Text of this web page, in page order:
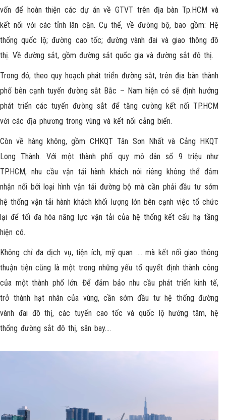
vốn để hoàn thiện các dự án về GTVT trên địa bàn Tp.HCM và
kết nối với các tỉnh lân cận. Cụ thể, về đường bộ, bao gồm: Hệ
thống quốc lộ; đường cao tốc; đường vành đai và giao thông đô
thị. Về đường sắt, gồm đường sắt quốc gia và đường sắt đô thị.
Trong đó, theo quy hoạch phát triển đường sắt, trên địa bàn thành
phố bên cạnh tuyến đường sắt Bắc – Nam hiện có sẽ định hướng
phát triển các tuyến đường sắt để tăng cường kết nối TP.HCM
với các địa phương trong vùng và kết nối cảng biển.
Còn về hàng không, gồm CHKQT Tân Sơn Nhất và Cảng HKQT
Long Thành. Với một thành phố quy mô dân số 9 triệu như
TP.HCM, nhu cầu vận tải hành khách nói riêng không thể đảm
nhận nổi bởi loại hình vận tải đường bộ mà cần phải đầu tư sớm
hệ thống vận tải hành khách khối lượng lớn bên cạnh việc tổ chức
lại để tối đa hóa năng lực vận tải của hệ thống kết cấu hạ tầng
hiện có.
Không chỉ đa dịch vụ, tiện ích, mỹ quan …. mà kết nối giao thông
thuận tiện cũng là một trong những yếu tố quyết định thành công
của một thành phố lớn. Để đảm bảo nhu cầu phát triển kinh tế,
trở thành hạt nhân của vùng, cần sớm đầu tư hệ thống đường
vành đai đô thị, các tuyến cao tốc và quốc lộ hướng tâm, hệ
thống đường sắt đô thị, sân bay….